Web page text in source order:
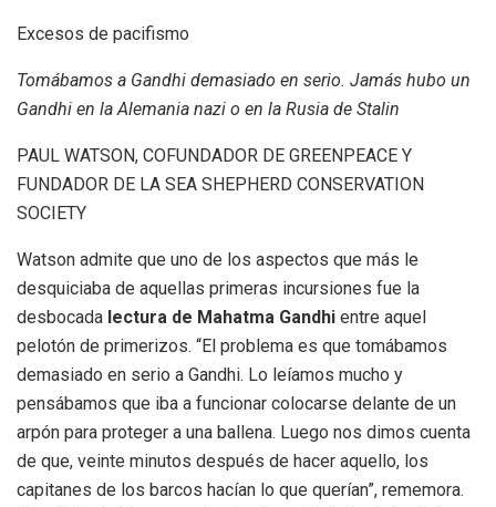
Excesos de pacifismo
Tomábamos a Gandhi demasiado en serio. Jamás hubo un
Gandhi en la Alemania nazi o en la Rusia de Stalin
PAUL WATSON, COFUNDADOR DE GREENPEACE Y
FUNDADOR DE LA SEA SHEPHERD CONSERVATION
SOCIETY
Watson admite que uno de los aspectos que más le
desquiciaba de aquellas primeras incursiones fue la
desbocada lectura de Mahatma Gandhi entre aquel
pelotón de primerizos. “El problema es que tomábamos
demasiado en serio a Gandhi. Lo leíamos mucho y
pensábamos que iba a funcionar colocarse delante de un
arpón para proteger a una ballena. Luego nos dimos cuenta
de que, veinte minutos después de hacer aquello, los
capitanes de los barcos hacían lo que querían”, rememora.